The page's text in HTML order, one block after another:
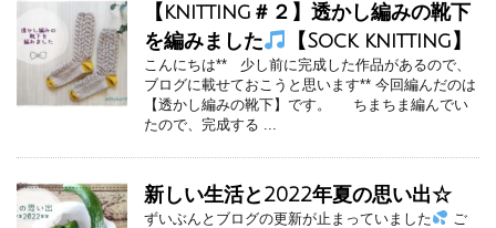
【knitting＃２】透かし編みの靴下
を編みました
【Sock knitting】
こんにちは** 少し前に完成した作品があるので、
ブログに載せておこうと思います** 今回編んだのは
【透かし編みの靴下】です。 ちまちま編んでい
たので、完成する ...
新しい生活と2022年夏の思い出☆
ずいぶんとブログの更新が止まっていました
ご